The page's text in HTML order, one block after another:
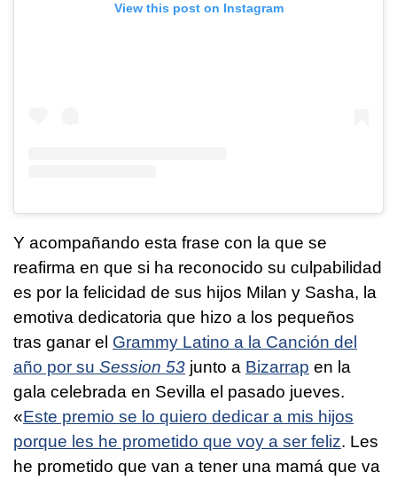
View this post on Instagram
Y acompañando esta frase con la que se
reafirma en que si ha reconocido su culpabilidad
es por la felicidad de sus hijos Milan y Sasha, la
emotiva dedicatoria que hizo a los pequeños
tras ganar el Grammy Latino a la Canción del
año por su Session 53 junto a Bizarrap en la
gala celebrada en Sevilla el pasado jueves.
«Este premio se lo quiero dedicar a mis hijos
porque les he prometido que voy a ser feliz. Les
he prometido que van a tener una mamá que va